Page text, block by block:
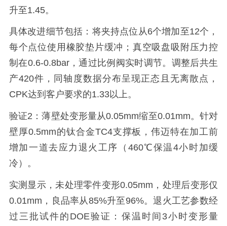
升至1.45。
具体改进细节包括：将夹持点位从6个增加至12个，
每个点位使用橡胶垫片缓冲；真空吸盘吸附压力控
制在0.6-0.8bar，通过比例阀实时调节。调整后共生
产420件，同轴度数据分布呈现正态且无离散点，
CPK达到客户要求的1.33以上。
验证2：薄壁处变形量从0.05mm缩至0.01mm。针对
壁厚0.5mm的钛合金TC4支撑板，伟迈特在加工前
增加一道去应力退火工序（460℃保温4小时加缓
冷）。
实测显示，未处理零件变形0.05mm，处理后变形仅
0.01mm，良品率从85%升至96%。退火工艺参数经
过三批试件的DOE验证：保温时间3小时变形量